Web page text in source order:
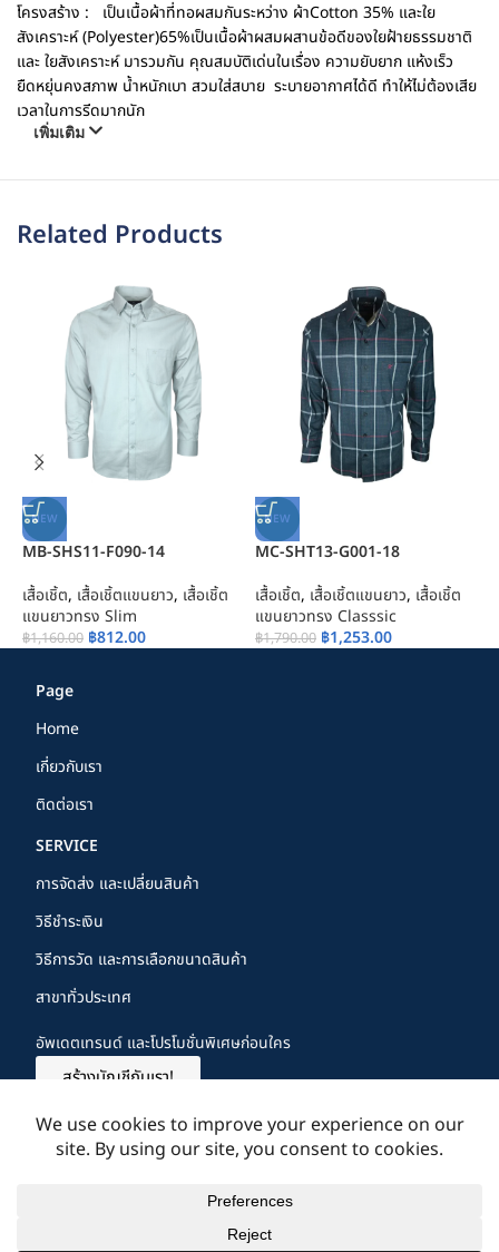
โครงสร้าง :
เป็นเนื้อผ้าที่ทอผสมกันระหว่าง ผ้าCotton 35% และใย
สังเคราะห์ (Polyester)65%เป็นเนื้อผ้าผสมผสานข้อดีของใยฝ้ายธรรมชาติ
และ ใยสังเคราะห์ มารวมกัน คุณสมบัติเด่นในเรื่อง ความยับยาก แห้งเร็ว
ยืดหยุ่นคงสภาพ น้ำหนักเบา สวมใส่สบาย ระบายอากาศได้ดี ทำให้ไม่ต้องเสีย
เวลาในการรีดมากนัก
เพิ่มเติม
Related Products
NEW
MB-SHS11-F090-14
เสื้อเชิ้ต, เสื้อเชิ้ตแขนยาว, เสื้อเชิ้ต
แขนยาวทรง Slim
฿1,160.00 ฿812.00
NEW
MC-SHT13-G001-18
เสื้อเชิ้ต, เสื้อเชิ้ตแขนยาว, เสื้อเชิ้ต
แขนยาวทรง Classsic
฿1,790.00 ฿1,253.00
Page
Home
เกี่ยวกับเรา
ติดต่อเรา
SERVICE
การจัดส่ง และเปลี่ยนสินค้า
วิธีชำระเงิน
วิธีการวัด และการเลือกขนาดสินค้า
สาขาทั่วประเทศ
อัพเดตเทรนด์ และโปรโมชั่นพิเศษก่อนใคร
สร้างบัญชีกับเรา!
FOLLOW US